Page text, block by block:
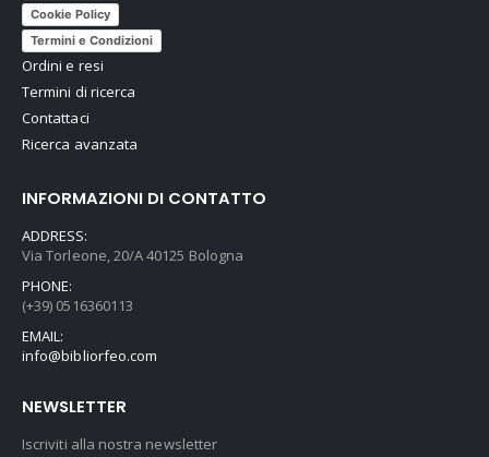
Cookie Policy
Termini e Condizioni
Ordini e resi
Termini di ricerca
Contattaci
Ricerca avanzata
INFORMAZIONI DI CONTATTO
ADDRESS:
Via Torleone, 20/A 40125 Bologna
PHONE:
(+39) 0516360113
EMAIL:
info@bibliorfeo.com
NEWSLETTER
Iscriviti alla nostra newsletter